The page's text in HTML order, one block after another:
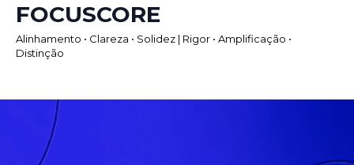
FOCUSCORE
Alinhamento • Clareza • Solidez | Rigor • Amplificação •
Distinção